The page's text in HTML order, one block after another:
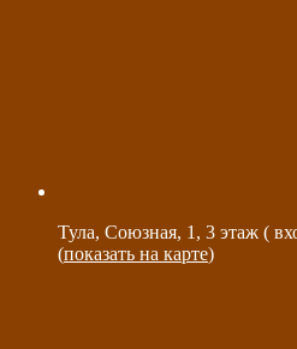
Тула, Союзная, 1, 3 этаж (
(показать на карте)